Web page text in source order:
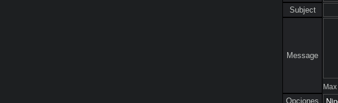
Subject
Message
Opciones